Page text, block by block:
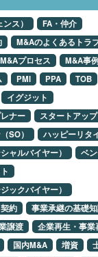
ス）
FA・仲介
M&Aのよくあるトラ
M&Aプロセス M&A事
PMI PPA
TOB
イグジット
ナー
スタートアップ
SO）
ハッピーリタ
ャルバイヤー）
ベ
ックバイヤー）
約
事業承継の基礎
譲渡 企業再生・事業
国内M&A 増資